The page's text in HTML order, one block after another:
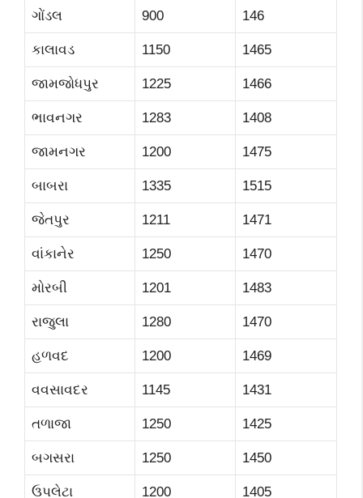
ગોંડલ 900 146
કાલાવડ 1150 1465
જામજોધપુર 1225 1466
ભાવનગર 1283 1408
જામનગર 1200 1475
બાબરા 1335 1515
જેતપુર 1211 1471
વાંકાનેર 1250 1470
મોરબી 1201 1483
રાજુલા 1280 1470
હળવદ 1200 1469
વવસાવદર 1145 1431
તળાજા 1250 1425
બગસરા 1250 1450
ઉપલેટા 1200 1405